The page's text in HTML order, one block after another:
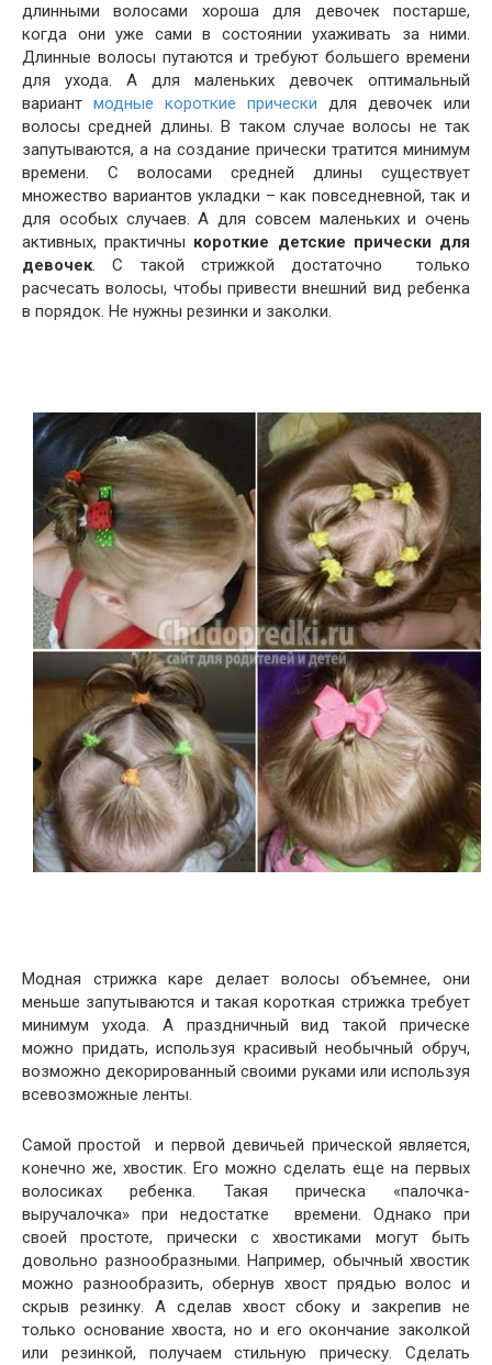
длинными волосами хороша для девочек постарше,
когда они уже сами в состоянии ухаживать за ними.
Длинные волосы путаются и требуют большего времени
для ухода. А для маленьких девочек оптимальный
вариант модные короткие прически для девочек или
волосы средней длины. В таком случае волосы не так
запутываются, а на создание прически тратится минимум
времени. С волосами средней длины существует
множество вариантов укладки – как повседневной, так и
для особых случаев. А для совсем маленьких и очень
активных, практичны короткие детские прически для
девочек. С такой стрижкой достаточно только
расчесать волосы, чтобы привести внешний вид ребенка
в порядок. Не нужны резинки и заколки.
Модная стрижка каре делает волосы объемнее, они
меньше запутываются и такая короткая стрижка требует
минимум ухода. А праздничный вид такой прическе
можно придать, используя красивый необычный обруч,
возможно декорированный своими руками или используя
всевозможные ленты.
Самой простой и первой девичьей прической является,
конечно же, хвостик. Его можно сделать еще на первых
волосиках ребенка. Такая прическа «палочка-
выручалочка» при недостатке времени. Однако при
своей простоте, прически с хвостиками могут быть
довольно разнообразными. Например, обычный хвостик
можно разнообразить, обернув хвост прядью волос и
скрыв резинку. А сделав хвост сбоку и закрепив не
только основание хвоста, но и его окончание заколкой
или резинкой, получаем стильную прическу. Сделать